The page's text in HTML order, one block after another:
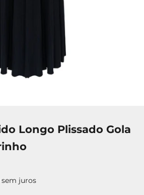
Longo Plissado Gola
sem juros